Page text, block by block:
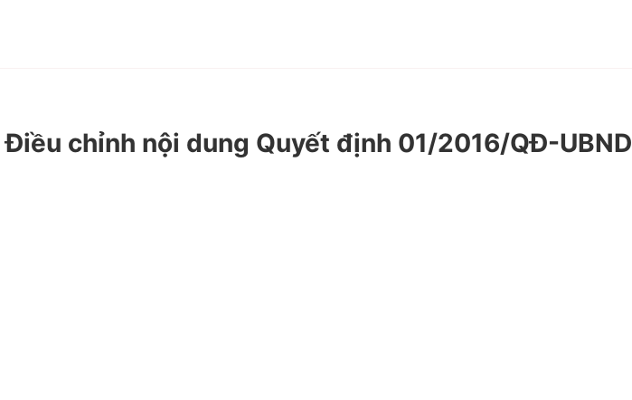
chỉnh nội dung Quyết định 01/2016/QĐ-UBND